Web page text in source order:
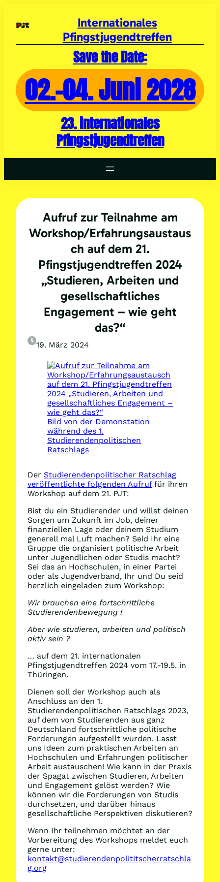
springen
Internationales
Pfingstjugendtreffen
Save the Date:
02.-04. Juni 2028
23. internationales
Pfingstjugendtreffen
Aufruf zur Teilnahme am
Workshop/Erfahrungsaustaus
ch auf dem 21.
Pfingstjugendtreffen 2024
„Studieren, Arbeiten und
gesellschaftliches
Engagement – wie geht
das?“
19. März 2024
Bild von der Demonstation
während des 1.
Studierendenpolitischen
Ratschlags
Der Studierendenpolitischer Ratschlag
veröffentlichte folgenden Aufruffür ihren
Workshop auf dem 21. PJT:
Bist du ein Studierender und willst deinen
Sorgen um Zukunft im Job, deiner
finanziellen Lage oder deinem Studium
generell mal Luft machen? Seid Ihr eine
Gruppe die organisiert politische Arbeit
unter Jugendlichen oder Studis macht?
Sei das an Hochschulen, in einer Partei
oder als Jugendverband, Ihr und Du seid
herzlich eingeladen zum Workshop:
Wir brauchen eine fortschrittliche
Studierendenbewegung !
Aber wie studieren, arbeiten und politisch
aktiv sein ?
… auf dem 21. internationalen
Pfingstjugendtreffen 2024 vom 17.-19.5. in
Thüringen.
Dienen soll der Workshop auch als
Anschluss an den 1.
Studierendenpolitischen Ratschlags 2023,
auf dem von Studierenden aus ganz
Deutschland fortschrittliche politische
Forderungen aufgestellt wurden. Lasst
uns Ideen zum praktischen Arbeiten an
Hochschulen und Erfahrungen politischer
Arbeit austauschen! Wie kann in der Praxis
der Spagat zwischen Studieren, Arbeiten
und Engagement gelöst werden? Wie
können wir die Forderungen von Studis
durchsetzen, und darüber hinaus
gesellschaftliche Perspektiven diskutieren?
Wenn Ihr teilnehmen möchtet an der
Vorbereitung des Workshops meldet euch
gerne unter:
kontakt@studierendenpolititscherratschla
g.org